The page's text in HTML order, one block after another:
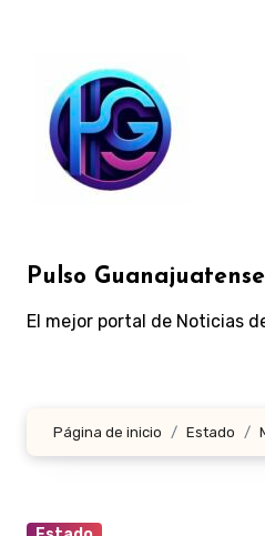
contenido
Pulso Guanajuatense
El mejor portal de Noticias
Página de inicio Estado